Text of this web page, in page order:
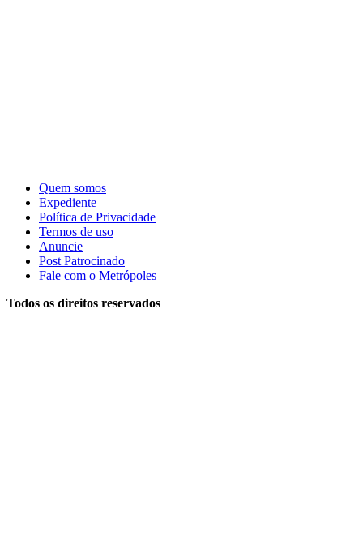
Quem somos
Expediente
Política de Privacidade
Termos de uso
Anuncie
Post Patrocinado
Fale com o Metrópoles
Todos os direitos reservados